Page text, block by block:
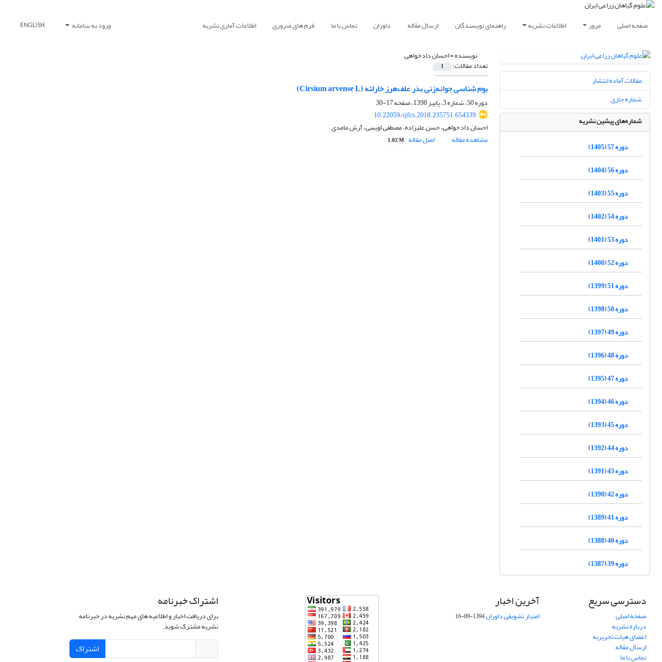
صفحه اصلی مرور اطلاعات نشریه راهنمای نویسندگان ارسال مقاله داوران تماس با ما فرم های ضروری اطلاعات آماری نشریه ورود به سامانه ENGLISH
نویسنده =احسان دادخواهی
تعداد مقالات: 1
بوم شناسی جوانه‌زنی بذر علف‌هرز خارلته (Cirsium arvense L)
دوره 50، شماره 3، پاییز 1398، صفحه
17-30
10.22059/ijfcs.2018.235751.654339
احسان دادخواهی، حسن علیزاده، مصطفی اویسی، آرش مامدی
مشاهده مقاله
اصل مقاله 1.02 M
مقالات آماده انتشار
شماره جاری
شماره‌های پیشین نشریه
دوره 57 (1405)
دوره 56 (1404)
دوره 55 (1403)
دوره 54 (1402)
دوره 53 (1401)
دوره 52 (1400)
دوره 51 (1399)
دوره 50 (1398)
دوره 49 (1397)
دوره 48 (1396)
دوره 47 (1395)
دوره 46 (1394)
دوره 45 (1393)
دوره 44 (1392)
دوره 43 (1391)
دوره 42 (1390)
دوره 41 (1389)
دوره 40 (1388)
دوره 39 (1387)
دسترسی سریع
صفحه اصلی
درباره نشریه
اعضای هیات تحریریه
ارسال مقاله
تماس با ما
آخرین اخبار
امتیاز تشویقی داوران1394-09-16
اشتراک خبرنامه
برای دریافت اخبار و اطلاعیه های مهم نشریه در خبرنامه
نشریه مشترک شوید.
اشتراک